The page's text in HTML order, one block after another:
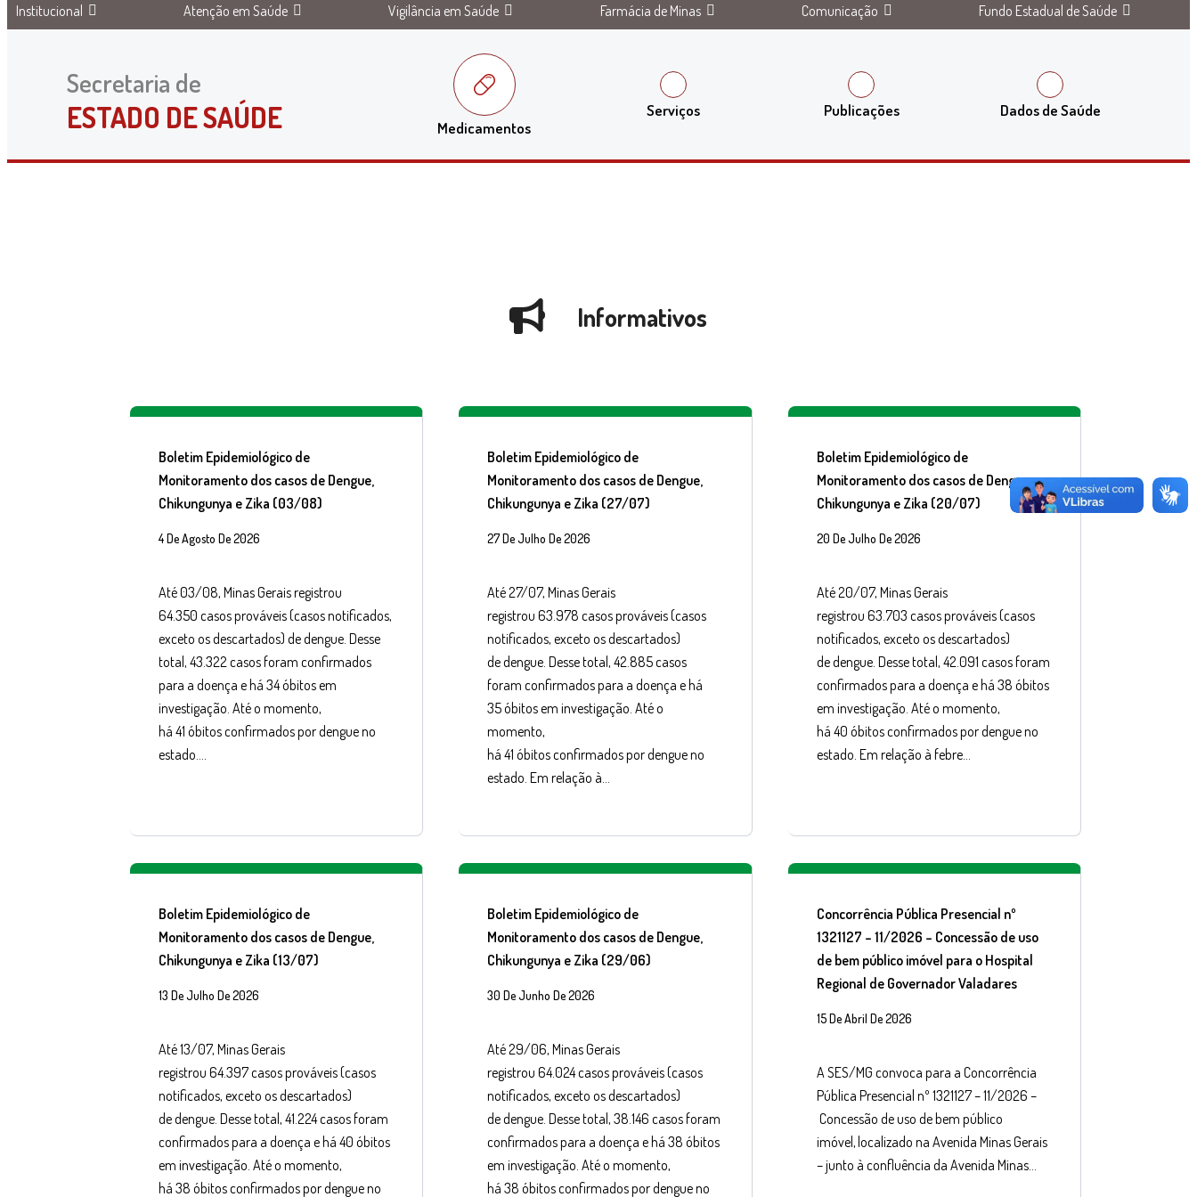
Institucional Atenção em Saúde Vigilância em Saúde Farmácia de Minas Comunicação Fundo Estadual de Saúde
Secretaria de
ESTADO DE SAÚDE Medicamentos
Serviços Publicações Dados de Saúde
Informativos
Boletim Epidemiológico de
Monitoramento dos casos de Dengue,
Chikungunya e Zika (03/08)
4 De Agosto De 2026
Até 03/08, Minas Gerais registrou
64.350 casos prováveis (casos notificados,
exceto os descartados) de dengue. Desse
total, 43.322 casos foram confirmados
para a doença e há 34 óbitos em
investigação. Até o momento,
há 41 óbitos confirmados por dengue no
estado….
Boletim Epidemiológico de
Monitoramento dos casos de Dengue,
Chikungunya e Zika (27/07)
27 De Julho De 2026
Até 27/07, Minas Gerais
registrou 63.978 casos prováveis (casos
notificados, exceto os descartados)
de dengue. Desse total, 42.885 casos
foram confirmados para a doença e há
35 óbitos em investigação. Até o
momento,
há 41 óbitos confirmados por dengue no
estado. Em relação à…
Boletim Epidemiológico de
Monitoramento dos casos de Dengue,
Chikungunya e Zika (20/07)
20 De Julho De 2026
Até 20/07, Minas Gerais
registrou 63.703 casos prováveis (casos
notificados, exceto os descartados)
de dengue. Desse total, 42.091 casos foram
confirmados para a doença e há 38 óbitos
em investigação. Até o momento,
há 40 óbitos confirmados por dengue no
estado. Em relação à febre…
Boletim Epidemiológico de
Monitoramento dos casos de Dengue,
Chikungunya e Zika (13/07)
13 De Julho De 2026
Até 13/07, Minas Gerais
registrou 64.397 casos prováveis (casos
notificados, exceto os descartados)
de dengue. Desse total, 41.224 casos foram
confirmados para a doença e há 40 óbitos
em investigação. Até o momento,
há 38 óbitos confirmados por dengue no
Boletim Epidemiológico de
Monitoramento dos casos de Dengue,
Chikungunya e Zika (29/06)
30 De Junho De 2026
Até 29/06, Minas Gerais
registrou 64.024 casos prováveis (casos
notificados, exceto os descartados)
de dengue. Desse total, 38.146 casos foram
confirmados para a doença e há 38 óbitos
em investigação. Até o momento,
há 38 óbitos confirmados por dengue no
Concorrência Pública Presencial nº
1321127 – 11/2026 – Concessão de uso
de bem público imóvel para o Hospital
Regional de Governador Valadares
15 De Abril De 2026
A SES/MG convoca para a Concorrência
Pública Presencial nº 1321127 – 11/2026 –
Concessão de uso de bem público
imóvel, localizado na Avenida Minas Gerais
– junto à confluência da Avenida Minas…